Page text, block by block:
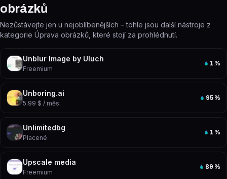
obrázků
Nezůstávejte jen u nejoblíbenějších – tohle jsou další nástroje z
kategorie Úprava obrázků, které stojí za prohlédnutí.
Unblur Image by Uluch
Freemium
1 %
Unboring.ai
5.99 $ / měs.
95 %
Unlimitedbg
Placené
1 %
Upscale media
Freemium
89 %